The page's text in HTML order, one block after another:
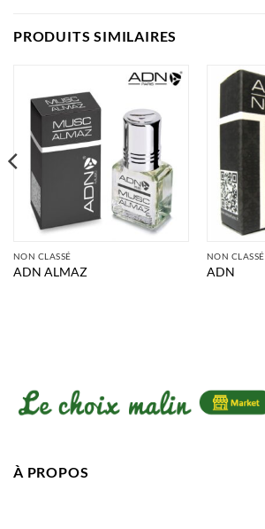
PRODUITS SIMILAIRES
NON CLASSÉ
ADN ALMAZ
NON CLASSÉ
ADN
À PROPOS